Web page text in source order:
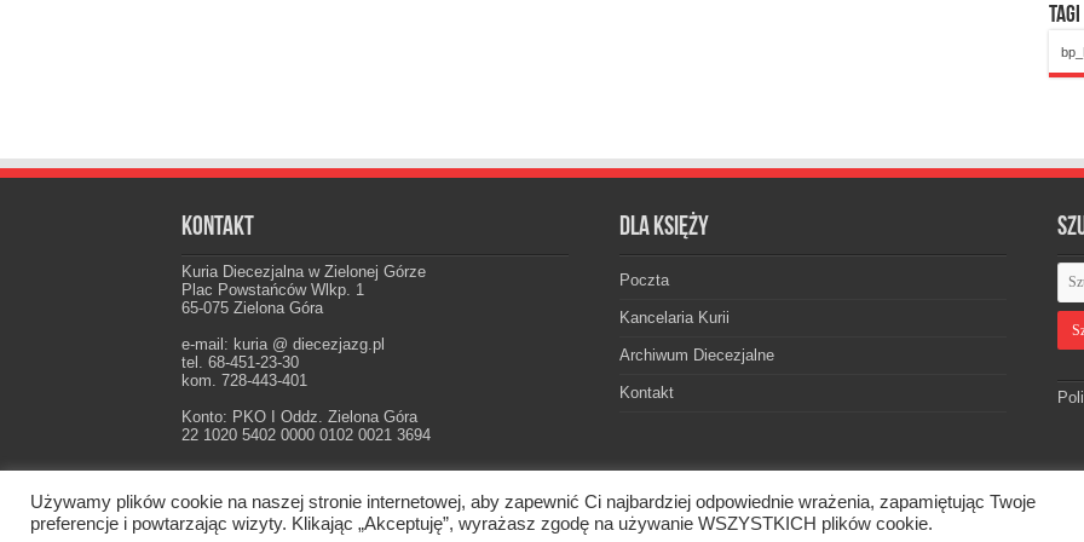
Tagi
Kontakt
Kuria Diecezjalna w Zielonej Górze
Plac Powstańców Wlkp. 1
65-075 Zielona Góra
e-mail: kuria @ diecezjazg.pl
tel. 68-451-23-30
kom. 728-443-401
Konto: PKO I Oddz. Zielona Góra
22 1020 5402 0000 0102 0021 3694
Dla księży
Poczta
Kancelaria Kurii
Archiwum Diecezjalne
Kontakt
Oficjalna strona Diecezji Zielonogórsko-Gorzowskiej. © 2026. Wszelkie prawa zastrzeżone.
Używamy plików cookie na naszej stronie internetowej, aby zapewnić Ci najbardziej odpowiednie wrażenia, zapamiętując Twoje
preferencje i powtarzając wizyty. Klikając „Akceptuję”, wyrażasz zgodę na używanie WSZYSTKICH plików cookie.